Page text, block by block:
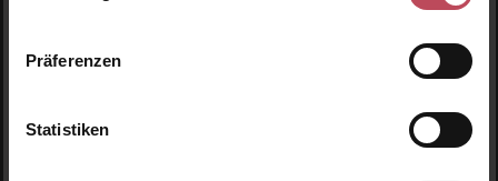
Präferenzen
Statistiken